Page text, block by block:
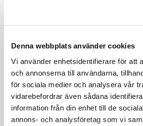
Denna webbplats använder cookies
Vi använder enhetsidentifierare för att
och annonserna till användarna,
för sociala medier och analysera vår
vidarebefordrar även sådana
information från din enhet till de
annons- och analysföretag som vi
BERGQVIST & NILSSON
RENOVERAD
I lager